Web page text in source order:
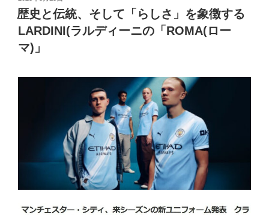
稿
日:
歴史と伝統、そして「らしさ」を象徴する
LARDINI(ラルディーニの「ROMA(ロー
マ)」